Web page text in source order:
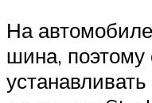
На
шина, поэтому